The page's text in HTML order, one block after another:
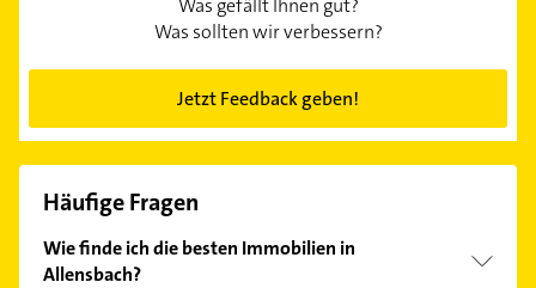
Was sollten wir verbessern?
Jetzt Feedback geben!
Häufige Fragen
Wie finde ich die besten Immobilien in
Allensbach?